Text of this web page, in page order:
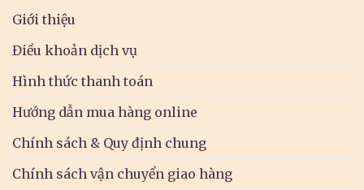
Giới thiệu
Điều khoản dịch vụ
Hình thức thanh toán
Hướng dẫn mua hàng online
Chính sách & Quy định chung
Chính sách vận chuyển giao hàng